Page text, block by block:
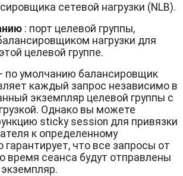
сетевой нагрузки (NLB).
: порт целевой группы,
нагрузки для
целевой группе.
по умолчанию балансировщик
каждый запрос независимо в
экземпляр целевой группы с
Однако вы можете
sticky session для привязки
к определенному
гарантирует, что все запросы от
время сеанса будут отправлены